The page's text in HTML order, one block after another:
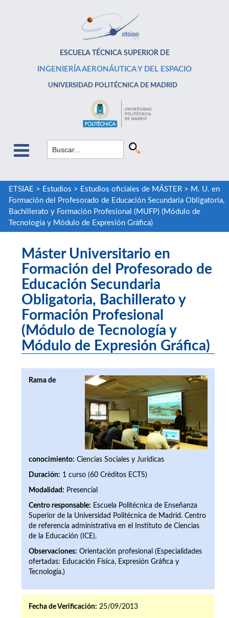
ESCUELA TÉCNICA SUPERIOR DE
INGENIERÍA AERONÁUTICA Y DEL ESPACIO
UNIVERSIDAD POLITÉCNICA DE MADRID
ETSIAE > Estudios > Estudios oficiales de MÁSTER> M. U. en
Formación del Profesorado de Educación Secundaria Obligatoria,
Bachillerato y Formación Profesional (MUFP) (Módulo de
Tecnología y Módulo de Expresión Gráfica)
Máster Universitario en
Formación del Profesorado de
Educación Secundaria
Obligatoria, Bachillerato y
Formación Profesional
(Módulo de Tecnología y
Módulo de Expresión Gráfica)
Rama de
conocimiento: Ciencias Sociales y Jurídicas
Duración: 1 curso (60 Créditos ECTS)
Modalidad: Presencial
Centro responsable: Escuela Politécnica de Enseñanza
Superior de la Universidad Politécnica de Madrid. Centro
de referencia administrativa en el Instituto de Ciencias
de la Educación (ICE).
Observaciones: Orientación profesional (Especialidades
ofertadas: Educación Física, Expresión Gráfica y
Tecnología.)
Fecha de Verificación: 25/09/2013